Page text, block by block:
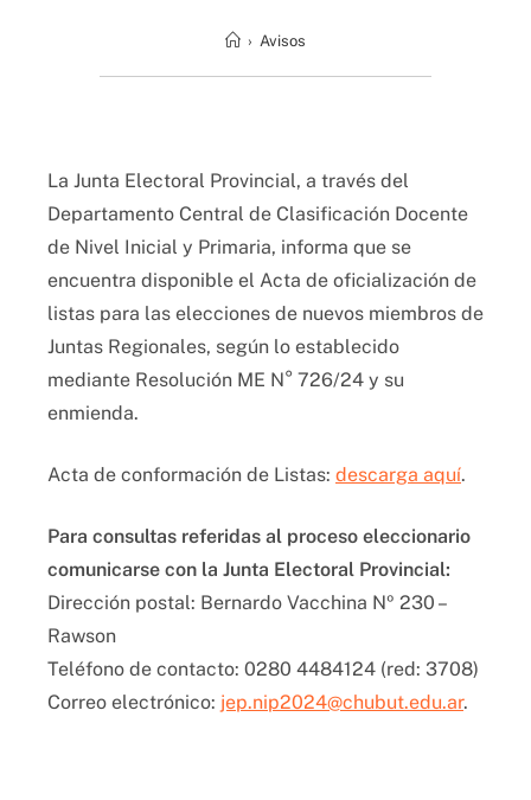
› Avisos
La Junta Electoral Provincial, a través del
Departamento Central de Clasificación Docente
de Nivel Inicial y Primaria, informa que se
encuentra disponible el Acta de oficialización de
listas para las elecciones de nuevos miembros de
Juntas Regionales, según lo establecido
mediante Resolución ME N° 726/24 y su
enmienda.
Acta de conformación de Listas: descarga aquí.
Para consultas referidas al proceso eleccionario
comunicarse con la Junta Electoral Provincial:
Dirección postal: Bernardo Vacchina Nº 230 –
Rawson
Teléfono de contacto: 0280 4484124 (red: 3708)
Correo electrónico: jep.nip2024@chubut.edu.ar.